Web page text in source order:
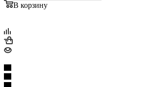
В корзину